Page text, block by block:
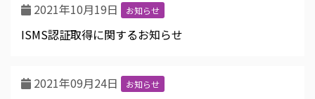
2021年10月19日 お知らせ
ISMS認証取得に関するお知らせ
2021年09月24日 お知らせ